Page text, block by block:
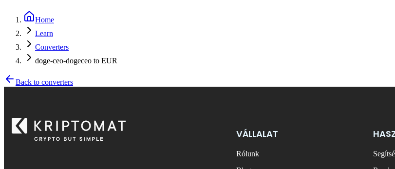
Home
Learn
Converters
doge-ceo-dogeceo to EUR
Back to converters
VÁLLALAT
Rólunk